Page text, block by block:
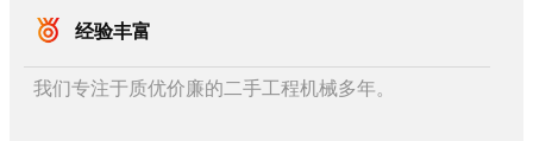
经验丰富
我们专注于质优价廉的二手工程机械多年。